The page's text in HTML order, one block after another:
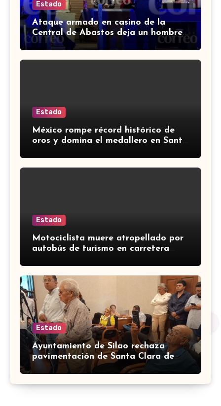
Estado
Ataque armado en casino de la
Central de Abastos deja un hombre
muerto en León
Estado
México rompe récord histórico de
oros y domina el medallero en Santo
Estado
Motociclista muere atropellado por
autobús de turismo en carretera
Estado
Ayuntamiento de Silao rechaza
pavimentación de Santa Clara de
Marines